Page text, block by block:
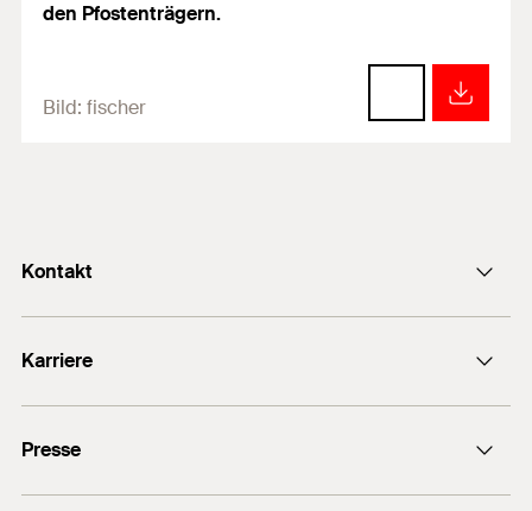
den Pfostenträgern.
Bild: fischer
Kontakt
+49 7443 12-0
Karriere
Gute Gründe
Ausbildung
Presse